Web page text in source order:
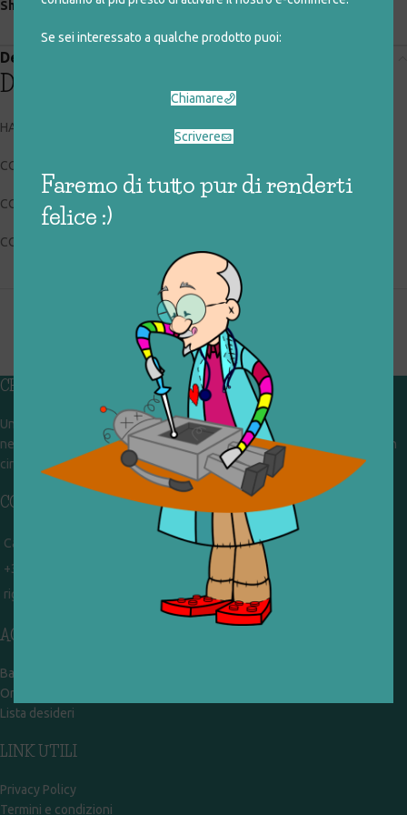
Se sei interessato a qualche prodotto puoi:
Chiamare
Scrivere
Faremo di tutto pur di renderti
felice :)
Share:
Descrizione
Descrizione
HASBRO C3252A
CODICE RIGIOCATTOLO: 001_0_001
CONDIZIONI: usato, buone
COLLOCAZIONE: BOX1
CHI SIAMO
Un gruppo di volontari che sognano di diventare un centro del riuso e
nel frattempo ricevono in dono giocattoli, li riparano e li reimmettono in
circolazione. Operiamo per un'economia civile, circolare e sostenibile.
CONTATTI
Campobasso - via Garibaldi 51
+39 328 767 9587
rigiocattolocb@gmail.com
ACCOUNT
Bacheca
Ordini
Lista desideri
LINK UTILI
Privacy Policy
Termini e condizioni